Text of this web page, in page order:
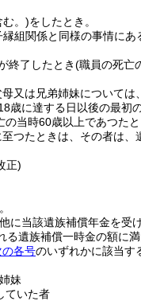
む。)をしたとき。
組関係と同様の事情にあ
終了したとき(職員の死亡
又は兄弟姉妹については
に達する日以後の最初
当時60歳以上であつた
つたときは、その者は
正)
当該遺族補償年金を受
る遺族補償一時金の額に満
の各号のいずれかに該当す
妹
ていた者